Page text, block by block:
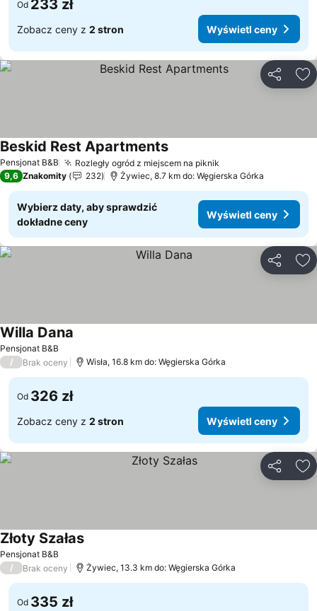
Od 233 zł
Zobacz ceny z 2 stron Wyświetl ceny
Pensjonat B&B Rozległy ogród z miejscem na piknik
Beskid Rest ApartmentsWyświetl ceny
9,6 Znakomity 232 Żywiec, 8.7 km do: Węgierska Górka
Wybierz daty, aby sprawdzić
dokładne ceny
Wyświetl ceny
Pensjonat B&B
Willa Dana
/ Brak oceny Wisła, 16.8 km do: Węgierska Górka
Od 326 zł
Zobacz ceny z 2 stron Wyświetl ceny
Pensjonat B&B
Złoty SzałasWyświetl ceny
/ Brak oceny Żywiec, 13.3 km do: Węgierska Górka
Od 335 zł